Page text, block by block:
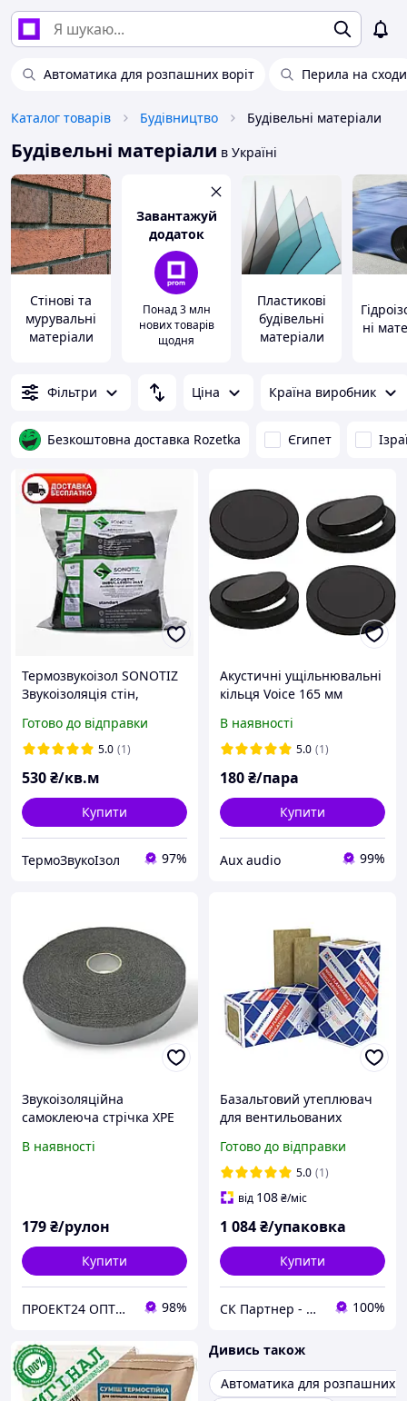
Автоматика для розпашних воріт Перила на сходи
Каталог товарів Будівництво Будівельні матеріали
Будівельні матеріали в Україні
Стінові та
мурувальні
матеріали
Завантажуй
додаток
Понад 3 млн
нових товарів
щодня
Пластикові
будівельні
матеріали
ні
Фільтри Ціна Країна виробник
Безкоштовна доставка Rozetka Єгипет
Термозвукоізол SONOTIZ
Звукоізоляція стін,
Шумоізоляція
Готово до відправки
5.0 (1)
530₴/кв.м
Купити
ТермоЗвукоІзол 97%
Акустичні ущільнювальні
кільця Voice 165 мм
В наявності
5.0 (1)
180₴/пара
Купити
Aux audio 99%
Звукоізоляційна
самоклеюча стрічка XPE
В наявності
179₴/рулон
Купити
ПРОЕКТ24 ОПТОВО РОЗДРІБНА КОМПАНІЯ 98%
Базальтовий утеплювач
для вентильованих
50 мм (4.32 м.кв.
упаковка)
Готово до відправки
5.0 (1)
від 108₴/міс
1 084₴/упаковка
Купити
СК Партнер - Магазин покрівельних і фасадних матеріалів 100%
Дивись також
Автоматика для розпашних